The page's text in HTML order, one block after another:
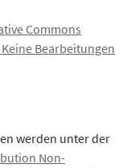
Commons
Bearbeitungen
werden unter der
Non-